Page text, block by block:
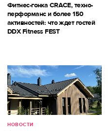
Фитнес-гонка CRACE, техно-
перформанс и более 150
активностей: что ждет гостей
DDX Fitness FEST
НОВОСТИ